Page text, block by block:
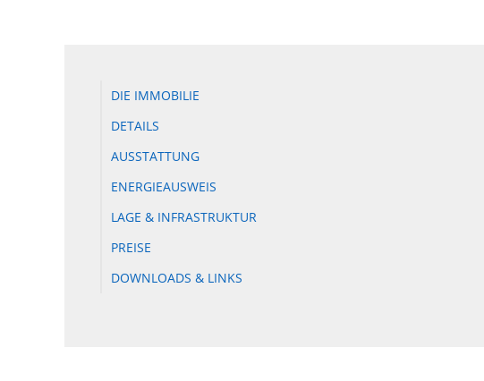
DIE IMMOBILIE
DETAILS
AUSSTATTUNG
ENERGIEAUSWEIS
LAGE & INFRASTRUKTUR
PREISE
DOWNLOADS & LINKS